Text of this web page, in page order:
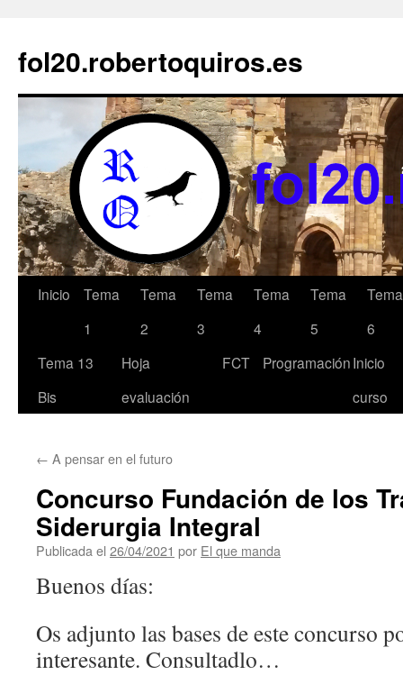
contenido
fol20.robertoquiros.es
Inicio
Tema
1
Tema
2
Tema
3
Tema
4
Tema
5
Tema
6
Tema 13
Bis
Hoja
evaluación
FCT ProgramaciónInicio
curso
← A pensar en el futuro
Concurso Fundación de los
Siderurgia Integral
Publicada el 26/04/2021 por El que manda
Buenos días:
Os adjunto las bases de este concurso
interesante. Consultadlo…